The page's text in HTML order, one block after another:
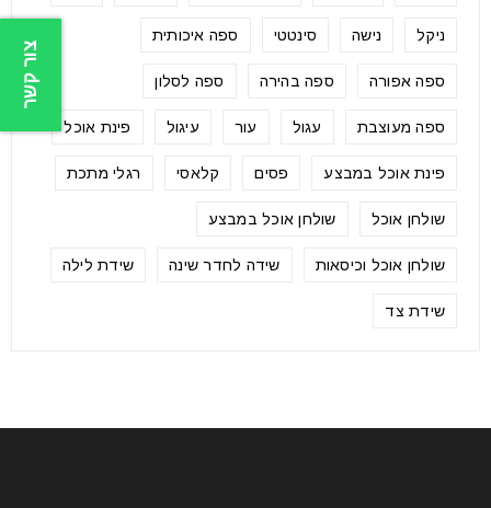
ניקל נישה סינטטי ספה איכותית
ספה אפורה ספה בהירה ספה לסלון
ספה מעוצבת עגול עור עיגול פינת אוכל
פינת אוכל במבצע פסים קלאסי רגלי מתכת
שולחן אוכל שולחן אוכל במבצע
שולחן אוכל וכיסאות שידה לחדר שינה שידת לילה
שידת צד
צור קשר